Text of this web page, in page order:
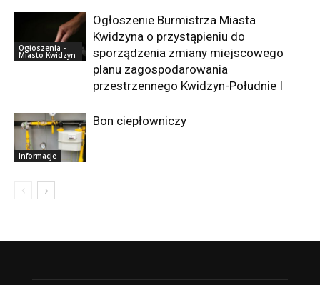
Ogłoszenia -
Miasto Kwidzyn
Ogłoszenie Burmistrza Miasta
Kwidzyna o przystąpieniu do
sporządzenia zmiany miejscowego
planu zagospodarowania
przestrzennego Kwidzyn-Południe I
Informacje
Bon ciepłowniczy